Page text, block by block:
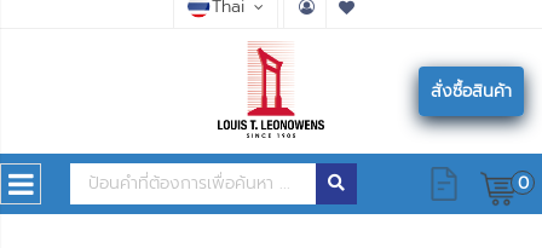
Thai
สั่งซื้อสินค้า
0